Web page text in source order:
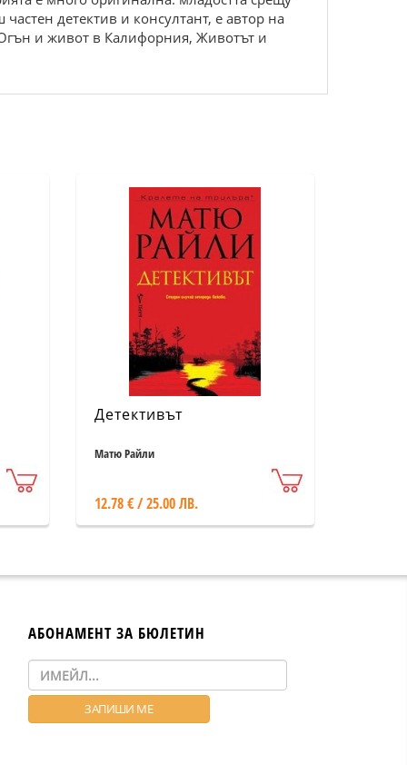
детектив и консултант, е автор на
и живот в Калифорния, Животът и
Детективът
Матю Райли
12.78 € / 25.00 ЛВ.
АБОНАМЕНТ ЗА БЮЛЕТИН